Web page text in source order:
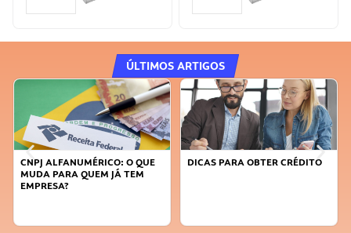
ÚLTIMOS ARTIGOS
DICAS PARA OBTER CRÉDITO
FAÇA A DIFERENÇA: SEJA